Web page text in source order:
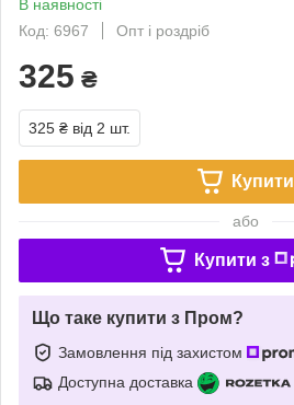
В наявності
Код: 6967
Опт і роздріб
325 ₴
325 ₴ від 2 шт.
Купити
або
Купити з
Що таке купити з Пром?
Замовлення під захистом
Доступна доставка